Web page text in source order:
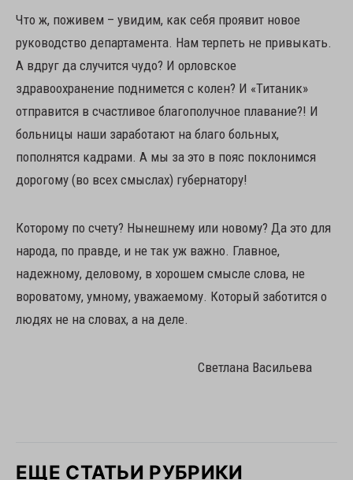
Что ж, поживем – увидим, как себя проявит новое
руководство департамента. Нам терпеть не привыкать.
А вдруг да случится чудо? И орловское
здравоохранение поднимется с колен? И «Титаник»
отправится в счастливое благополучное плавание?! И
больницы наши заработают на благо больных,
пополнятся кадрами. А мы за это в пояс поклонимся
дорогому (во всех смыслах) губернатору!
Которому по счету? Нынешнему или новому? Да это для
народа, по правде, и не так уж важно. Главное,
надежному, деловому, в хорошем смысле слова, не
вороватому, умному, уважаемому. Который заботится о
людях не на словах, а на деле.
Светлана Васильева
ЕЩЕ СТАТЬИ РУБРИКИ